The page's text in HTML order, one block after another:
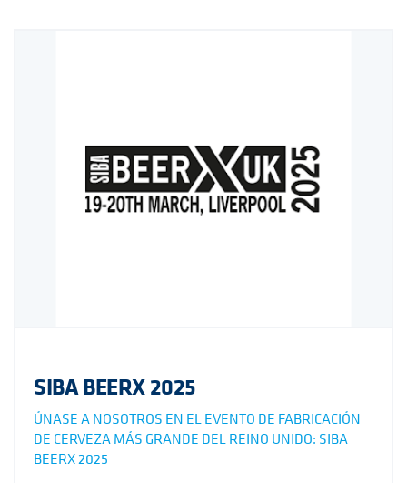
SIBA BEERX 2025
ÚNASE A NOSOTROS EN EL EVENTO DE FABRICACIÓN
DE CERVEZA MÁS GRANDE DEL REINO UNIDO: SIBA
BEERX 2025